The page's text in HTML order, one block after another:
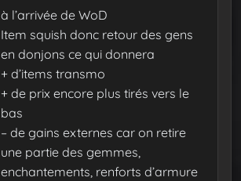
à l’arrivée de WoD
Item squish donc retour des gens
en donjons ce qui donnera
+ d’items transmo
+ de prix encore plus tirés vers le
bas
– de gains externes car on retire
une partie des gemmes,
enchantements, renforts d’armure